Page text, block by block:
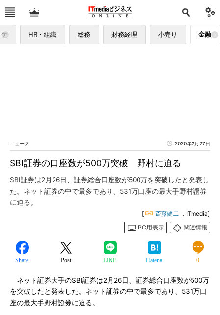
HR・組織 総務 財務経理 小売り 金融
ニュース 2020年2月27日
SBI証券の口座数が500万突破 野村に迫る
SBI証券は2月26日、証券総合口座数が500万を突破したと発表し
た。ネット証券の中で最多であり、531万口座の最大手野村證券
に迫る。
[ 斎藤健二 ，ITmedia]
PC用表示
関連情報
Share Post LINE Hatena 0
ネット証券大手のSBI証券は2月26日、証券総合口座数が500万
を突破したと発表した。ネット証券の中で最多であり、531万口
座の最大手野村證券に迫る。